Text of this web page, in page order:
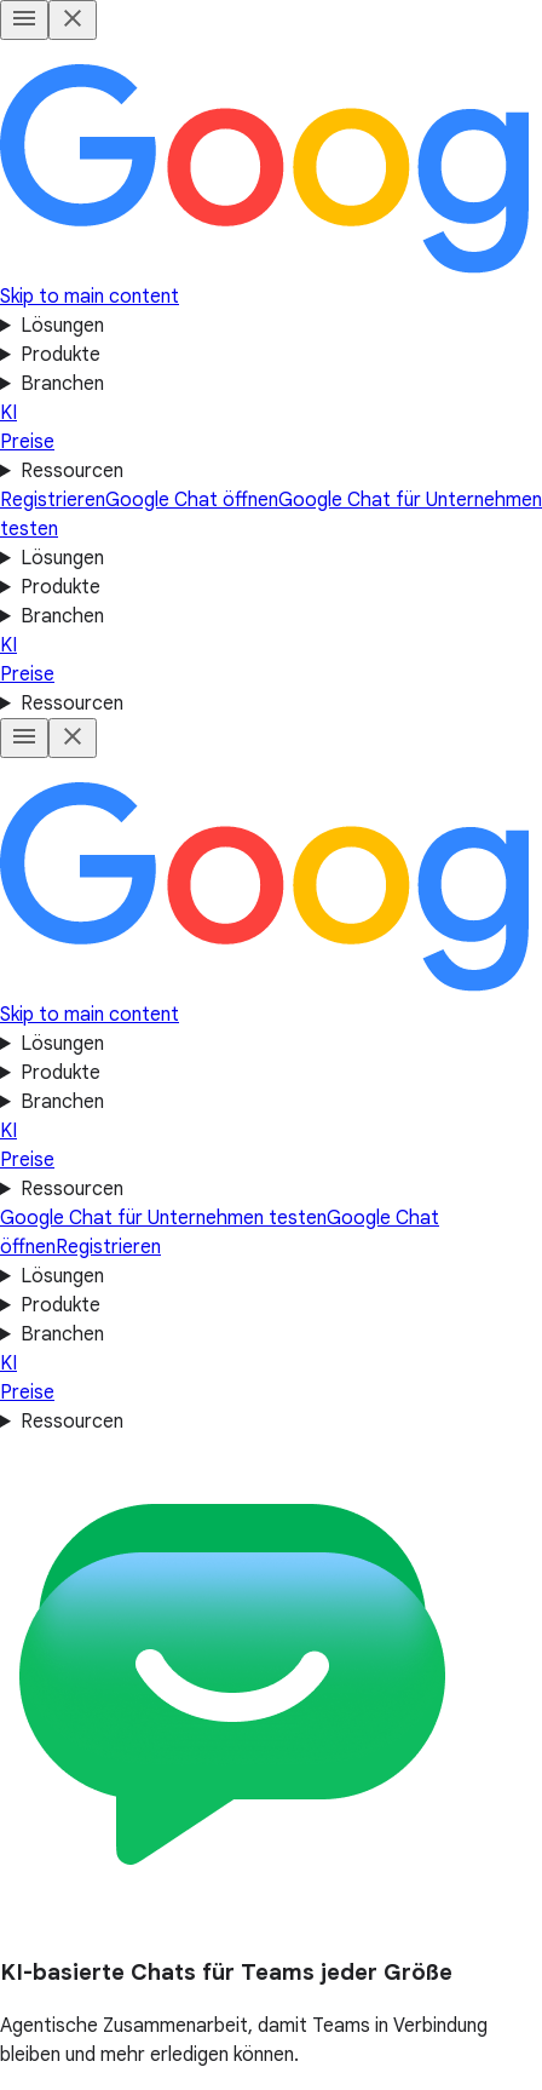
Skip to main content
Lösungen
Produkte
Branchen
KI
Preise
Ressourcen
RegistrierenGoogle Chat öffnenGoogle Chat für Unternehmen
testen
Lösungen
Produkte
Branchen
KI
Preise
Ressourcen
Skip to main content
Lösungen
Produkte
Branchen
KI
Preise
Ressourcen
Google Chat für Unternehmen testenGoogle Chat
öffnenRegistrieren
Lösungen
Produkte
Branchen
KI
Preise
Ressourcen
KI-basierte Chats für Teams jeder Größe
Agentische Zusammenarbeit, damit Teams in Verbindung
bleiben und mehr erledigen können.